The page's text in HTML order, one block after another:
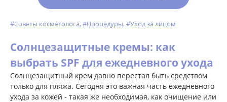
#Советы косметолога, #Процедуры, #Уход за лицом
Солнцезащитные кремы: как
выбрать SPF для ежедневного ухода
Солнцезащитный крем давно перестал быть средством
только для пляжа. Сегодня это важная часть ежедневного
ухода за кожей - такая же необходимая, как очищение или